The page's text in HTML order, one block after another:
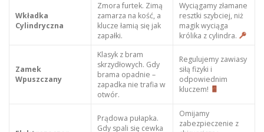
Wkładka
Cylindryczna
Zmora furtek. Zimą
zamarza na kość, a
klucze łamią się jak
zapałki.
Wyciągamy złamane
resztki szybciej, niż
magik wyciąga
królika z cylindra.
Zamek
Wpuszczany
Klasyk z bram
skrzydłowych. Gdy
brama opadnie –
zapadka nie trafia w
otwór.
Regulujemy zawiasy
siłą fizyki i
odpowiednim
kluczem!
Prądowa pułapka.
Gdy spali się cewka
Omijamy
zabezpieczenie z